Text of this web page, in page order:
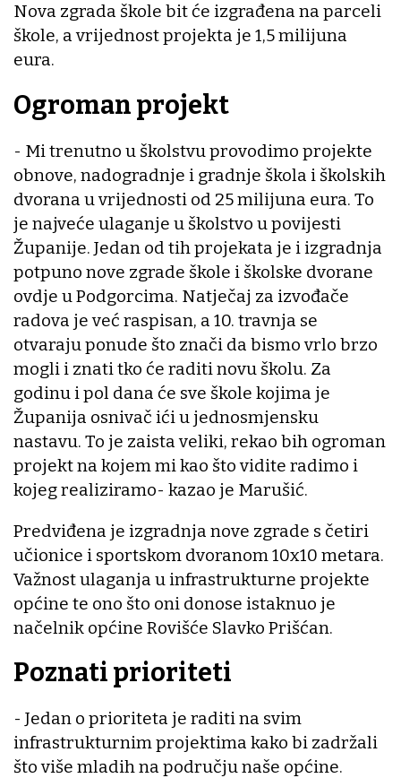
Nova zgrada škole bit će izgrađena na parceli
škole, a vrijednost projekta je 1,5 milijuna
eura.
Ogroman projekt
- Mi trenutno u školstvu provodimo projekte
obnove, nadogradnje i gradnje škola i školskih
dvorana u vrijednosti od 25 milijuna eura. To
je najveće ulaganje u školstvo u povijesti
Županije. Jedan od tih projekata je i izgradnja
potpuno nove zgrade škole i školske dvorane
ovdje u Podgorcima. Natječaj za izvođače
radova je već raspisan, a 10. travnja se
otvaraju ponude što znači da bismo vrlo brzo
mogli i znati tko će raditi novu školu. Za
godinu i pol dana će sve škole kojima je
Županija osnivač ići u jednosmjensku
nastavu. To je zaista veliki, rekao bih ogroman
projekt na kojem mi kao što vidite radimo i
kojeg realiziramo- kazao je Marušić.
Predviđena je izgradnja nove zgrade s četiri
učionice i sportskom dvoranom 10x10 metara.
Važnost ulaganja u infrastrukturne projekte
općine te ono što oni donose istaknuo je
načelnik općine Rovišće Slavko Prišćan.
Poznati prioriteti
- Jedan o prioriteta je raditi na svim
infrastrukturnim projektima kako bi zadržali
što više mladih na području naše općine.